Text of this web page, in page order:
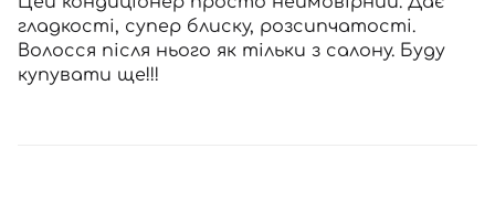
гладкості, супер блиску, розсипчатості.
Волосся після нього як тільки з салону. Буду
купувати ще!!!